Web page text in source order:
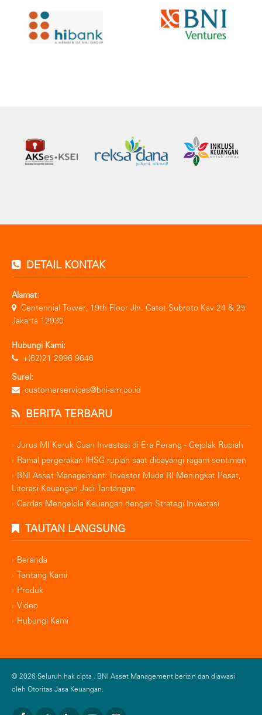
DETAIL KONTAK
Alamat:
Centennial Tower, 19th Floor Jln. Gatot Subroto Kav 24 & 25
Jakarta 12930
Hubungi Kami:
+(62)21 2996 9646
Surel:
customerservices@bni-am.co.id
BERITA TERBARU
Jurus MI Keruk Cuan Investasi di Era Perang - Gejolak Rupiah
Ramal pergerakan IHSG rupiah saat dibayangi ragam sentimen
BNI Asset Management: Investor Muda RI Meningkat Pesat,
Literasi Keuangan Jadi Tantangan
Cerdas Mengelola Keuangan dengan Strategi Investasi
TAUTAN LANGSUNG
Beranda
Tentang Kami
Produk
Video
Hubungi Kami
© 2026 Seluruh hak cipta . BNI Asset Management berizin dan diawasi
oleh Otoritas Jasa Keuangan.